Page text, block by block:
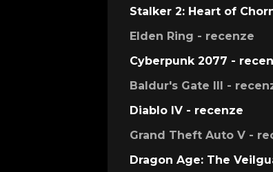
Stalker 2: Heart of
Elden Ring - recenze
Cyberpunk 2077 -
Baldur's Gate III -
Diablo IV - recenze
Grand Theft Auto V -
Dragon Age: The